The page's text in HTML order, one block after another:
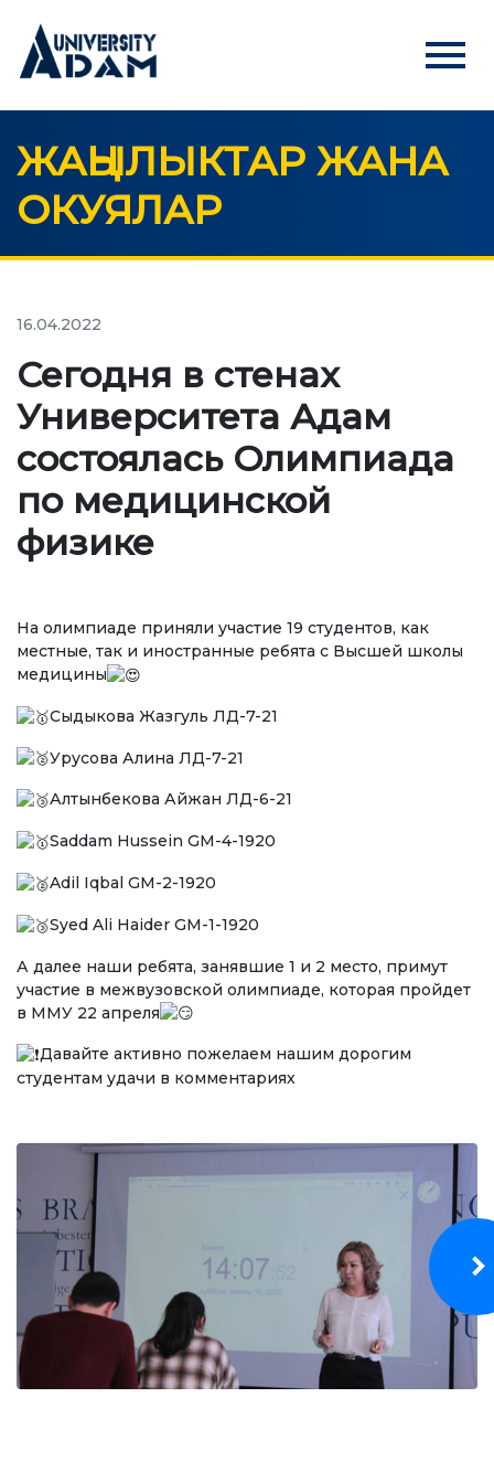
menu
Русский Кыргызча English
БАШКЫ БЕТ
АБИТУРИЕНТТЕРГЕ
УНИВЕРСИТЕТ
Биз жөнүндө
Ректордун кайрылуусу
Ченемдик документтер
Жетекчилик
Бөлүмдөр
Нормативдик документтер
Сунуштар жана арыздар
Коррупцияга Жок!
БИЛИМ БЕРҮҮ
БИЛИМ ДЕҢГЭЭЛИҢИЗ
Бакалавр
Магистратура
Адистик
ОКУТУУ БАГЫТЫ
Экономика
Менеджмент жана бизнести башкаруу
Туризм
Дарылоо иши
Маалымат технологиялары
ЖАҢЫЛЫКТАР ЖАНА
ОКУЯЛАР
16.04.2022
Сегодня в стенах
Университета Адам
состоялась Олимпиада
по медицинской
физике
На олимпиаде приняли участие 19 студентов, как
местные, так и иностранные ребята с Высшей школы
медицины
Сыдыкова Жазгуль ЛД-7-21
Урусова Алина ЛД-7-21
Алтынбекова Айжан ЛД-6-21
Saddam Hussein GM-4-1920
Adil Iqbal GM-2-1920
Syed Ali Haider GM-1-1920
А далее наши ребята, занявшие 1 и 2 место, примут
участие в межвузовской олимпиаде, которая пройдет
в ММУ 22 апреля
Давайте активно пожелаем нашим дорогим
студентам удачи в комментариях